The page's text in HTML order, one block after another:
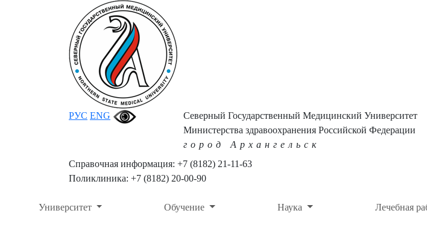
РУС ENG
Северный Государственный Медицинский Университет
Министерства здравоохранения Российской Федерации
город Архангельск
Справочная информация: +7 (8182) 21-11-63
Поликлиника: +7 (8182) 20-00-90
Университет Обучение Наука Лечебная